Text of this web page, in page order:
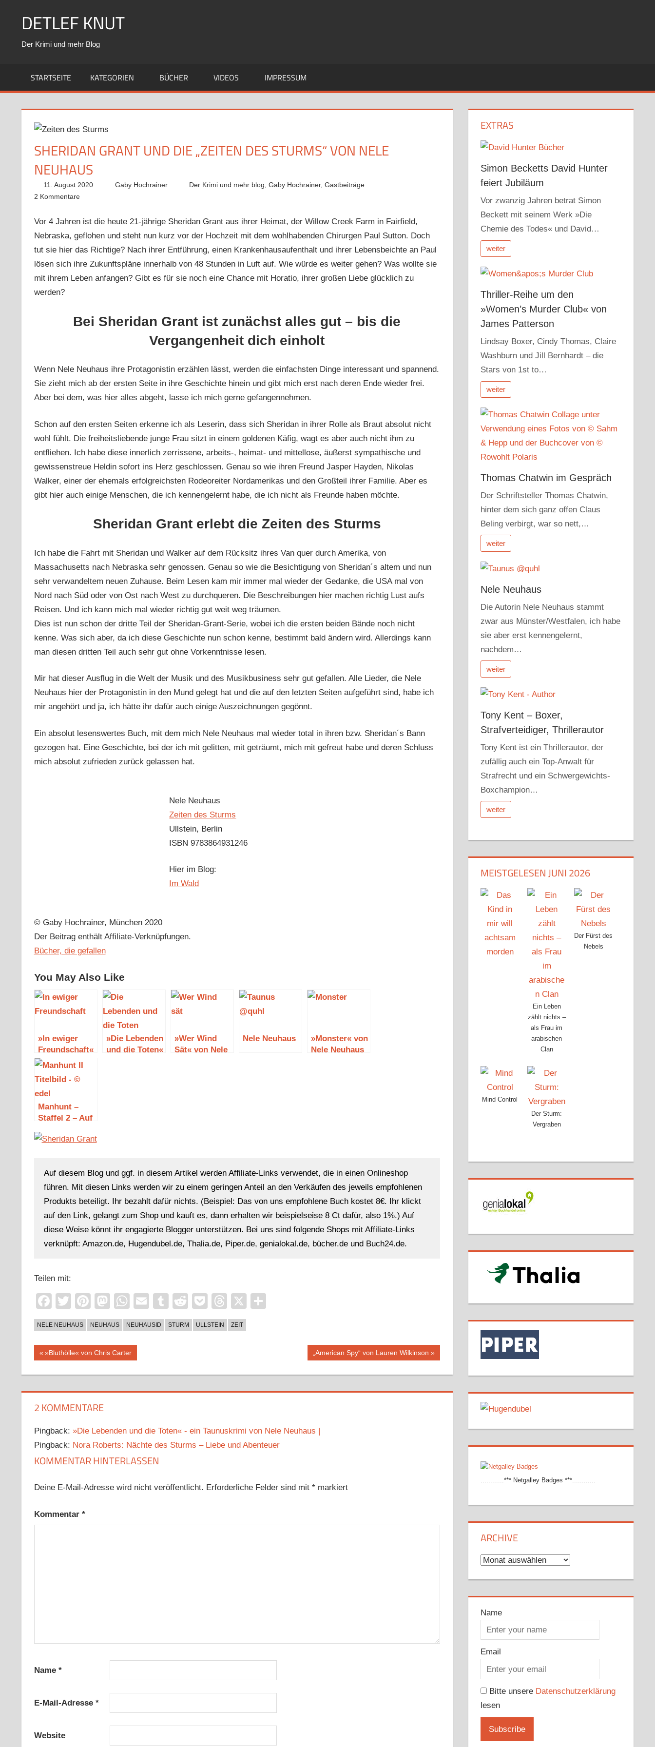
DETLEF KNUT
Der Krimi und mehr Blog
STARTSEITE KATEGORIEN BÜCHER VIDEOS IMPRESSUM
SHERIDAN GRANT UND DIE „ZEITEN DES STURMS“ VON NELE
NEUHAUS
11. August 2020 Gaby Hochrainer Der Krimi und mehr blog ,Gaby Hochrainer,Gastbeiträge
2 Kommentare
Vor 4 Jahren ist die heute 21-jährige Sheridan Grant aus ihrer Heimat, der Willow Creek Farm in Fairfield,
Nebraska, geflohen und steht nun kurz vor der Hochzeit mit dem wohlhabenden Chirurgen Paul Sutton. Doch
tut sie hier das Richtige? Nach ihrer Entführung, einen Krankenhausaufenthalt und ihrer Lebensbeichte an Paul
lösen sich ihre Zukunftspläne innerhalb von 48 Stunden in Luft auf. Wie würde es weiter gehen? Was wollte sie
mit ihrem Leben anfangen? Gibt es für sie noch eine Chance mit Horatio, ihrer großen Liebe glücklich zu
werden?
Bei Sheridan Grant ist zunächst alles gut – bis die
Vergangenheit dich einholt
Wenn Nele Neuhaus ihre Protagonistin erzählen lässt, werden die einfachsten Dinge interessant und spannend.
Sie zieht mich ab der ersten Seite in ihre Geschichte hinein und gibt mich erst nach deren Ende wieder frei.
Aber bei dem, was hier alles abgeht, lasse ich mich gerne gefangennehmen.
Schon auf den ersten Seiten erkenne ich als Leserin, dass sich Sheridan in ihrer Rolle als Braut absolut nicht
wohl fühlt. Die freiheitsliebende junge Frau sitzt in einem goldenen Käfig, wagt es aber auch nicht ihm zu
entfliehen. Ich habe diese innerlich zerrissene, arbeits-, heimat- und mittellose, äußerst sympathische und
gewissenstreue Heldin sofort ins Herz geschlossen. Genau so wie ihren Freund Jasper Hayden, Nikolas
Walker, einer der ehemals erfolgreichsten Rodeoreiter Nordamerikas und den Großteil ihrer Familie. Aber es
gibt hier auch einige Menschen, die ich kennengelernt habe, die ich nicht als Freunde haben möchte.
Sheridan Grant erlebt die Zeiten des Sturms
Ich habe die Fahrt mit Sheridan und Walker auf dem Rücksitz ihres Van quer durch Amerika, von
Massachusetts nach Nebraska sehr genossen. Genau so wie die Besichtigung von Sheridan´s altem und nun
sehr verwandeltem neuen Zuhause. Beim Lesen kam mir immer mal wieder der Gedanke, die USA mal von
Nord nach Süd oder von Ost nach West zu durchqueren. Die Beschreibungen hier machen richtig Lust aufs
Reisen. Und ich kann mich mal wieder richtig gut weit weg träumen.
Dies ist nun schon der dritte Teil der Sheridan-Grant-Serie, wobei ich die ersten beiden Bände noch nicht
kenne. Was sich aber, da ich diese Geschichte nun schon kenne, bestimmt bald ändern wird. Allerdings kann
man diesen dritten Teil auch sehr gut ohne Vorkenntnisse lesen.
Mir hat dieser Ausflug in die Welt der Musik und des Musikbusiness sehr gut gefallen. Alle Lieder, die Nele
Neuhaus hier der Protagonistin in den Mund gelegt hat und die auf den letzten Seiten aufgeführt sind, habe ich
mir angehört und ja, ich hätte ihr dafür auch einige Auszeichnungen gegönnt.
Ein absolut lesenswertes Buch, mit dem mich Nele Neuhaus mal wieder total in ihren bzw. Sheridan´s Bann
gezogen hat. Eine Geschichte, bei der ich mit gelitten, mit geträumt, mich mit gefreut habe und deren Schluss
mich absolut zufrieden zurück gelassen hat.
Nele Neuhaus
Zeiten des Sturms
Ullstein, Berlin
ISBN 9783864931246
Hier im Blog:
Im Wald
© Gaby Hochrainer, München 2020
Der Beitrag enthält Affiliate-Verknüpfungen.
Bücher, die gefallen
You May Also Like
»In ewiger
Freundschaft«
von Nele
»Die Lebenden
und die Toten«
»Wer Wind
Sät« von Nele
Nele Neuhaus
»Monster« von
Nele Neuhaus
Manhunt –
Staffel 2 – Auf
dem Night
Auf diesem Blog und ggf. in diesem Artikel werden Affiliate-Links verwendet, die in einen Onlineshop
führen. Mit diesen Links werden wir zu einem geringen Anteil an den Verkäufen des jeweils empfohlenen
Produkts beteiligt. Ihr bezahlt dafür nichts. (Beispiel: Das von uns empfohlene Buch kostet 8€. Ihr klickt
auf den Link, gelangt zum Shop und kauft es, dann erhalten wir beispielseise 8 Ct dafür, also 1%.) Auf
diese Weise könnt ihr engagierte Blogger unterstützen. Bei uns sind folgende Shops mit Affiliate-Links
verknüpft: Amazon.de, Hugendubel.de, Thalia.de, Piper.de, genialokal.de, bücher.de und Buch24.de.
Teilen mit:
Facebook
TwitterPinterest
Mastodon
WhatsApp
EmailTumblr
RedditPocketThreads
X
NELE NEUHAUS NEUHAUS NEUHAUSID STURM ULLSTEIN ZEIT
Beitragsnavigation
Vorheriger
»Bluthölle« von Chris Carter
Nächster
„American Spy“ von Lauren Wilkinson
2 KOMMENTARE
Pingback: »Die Lebenden und die Toten« - ein Taunuskrimi von Nele Neuhaus |
Pingback: Nora Roberts: Nächte des Sturms – Liebe und Abenteuer
KOMMENTAR HINTERLASSEN
Deine E-Mail-Adresse wird nicht veröffentlicht. Erforderliche Felder sind mit *markiert
Kommentar *
Name *
E-Mail-Adresse *
Website
EXTRAS
Simon Becketts David Hunter
feiert Jubiläum
Vor zwanzig Jahren betrat Simon
Beckett mit seinem Werk »Die
Chemie des Todes« und David…
weiter
Thriller-Reihe um den
»Women’s Murder Club« von
James Patterson
Lindsay Boxer, Cindy Thomas, Claire
Washburn und Jill Bernhardt – die
Stars von 1st to…
weiter
Thomas Chatwin im Gespräch
Der Schriftsteller Thomas Chatwin,
hinter dem sich ganz offen Claus
Beling verbirgt, war so nett,…
weiter
Nele Neuhaus
Die Autorin Nele Neuhaus stammt
zwar aus Münster/Westfalen, ich habe
sie aber erst kennengelernt,
nachdem…
weiter
Tony Kent – Boxer,
Strafverteidiger, Thrillerautor
Tony Kent ist ein Thrillerautor, der
zufällig auch ein Top-Anwalt für
Strafrecht und ein Schwergewichts-
Boxchampion…
weiter
MEISTGELESEN JUNI 2026
Ein Leben
zählt nichts –
als Frau im
arabischen
Clan
Der Fürst des
Nebels
Mind Control
Der Sturm:
Vergraben
............*** Netgalley Badges ***............
ARCHIVE
Archive
Name
Email
Bitte unsere Datenschutzerklärung
lesen